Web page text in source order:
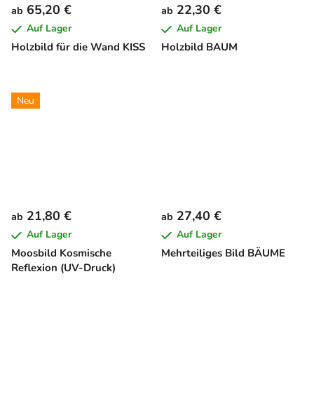
Holzbild für die Wand KISS
ab 65,20 €
Auf Lager
Holzbild BAUM
ab 22,30 €
Auf Lager
Neu
Moosbild Kosmische
Reflexion (UV-Druck)
ab 21,80 €
Auf Lager
Mehrteiliges Bild BÄUME
ab 27,40 €
Auf Lager